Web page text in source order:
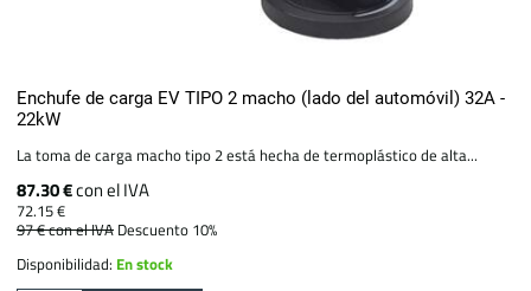
Enchufe de carga EV TIPO 2 macho (lado del automóvil) 32A -
22kW
La toma de carga macho tipo 2 está hecha de termoplástico de alta...
87.30 €con el IVA
72.15 €
97 €con el IVA Descuento 10%
Disponibilidad: En stock